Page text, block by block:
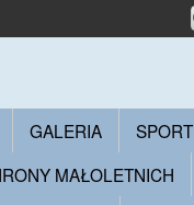
GALERIA
SPORT
MAŁOLETNICH